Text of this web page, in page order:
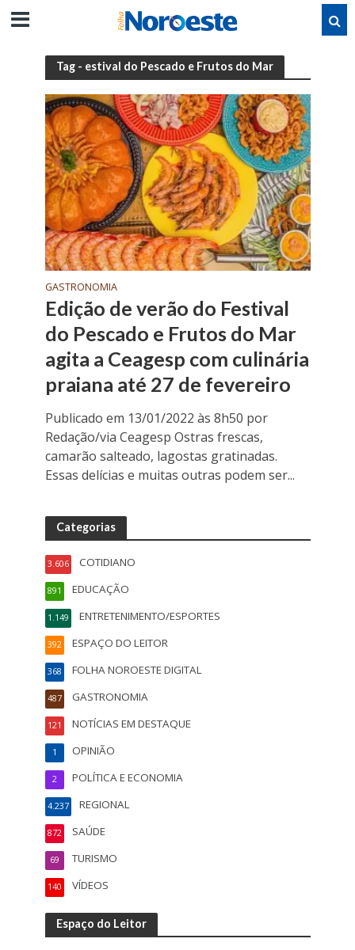
Tag - estival do Pescado e Frutos do Mar
GASTRONOMIA
Edição de verão do Festival
do Pescado e Frutos do Mar
agita a Ceagesp com culinária
praiana até 27 de fevereiro
Publicado em 13/01/2022 às 8h50 por
Redação/via Ceagesp Ostras frescas,
camarão salteado, lagostas gratinadas.
Essas delícias e muitas outras podem ser...
Categorias
COTIDIANO
3.606
EDUCAÇÃO
891
ENTRETENIMENTO/ESPORTES
1.149
ESPAÇO DO LEITOR
392
FOLHA NOROESTE DIGITAL
368
GASTRONOMIA
487
NOTÍCIAS EM DESTAQUE
121
OPINIÃO
1
POLÍTICA E ECONOMIA
2
REGIONAL
4.237
SAÚDE
872
TURISMO
69
VÍDEOS
140
Espaço do Leitor